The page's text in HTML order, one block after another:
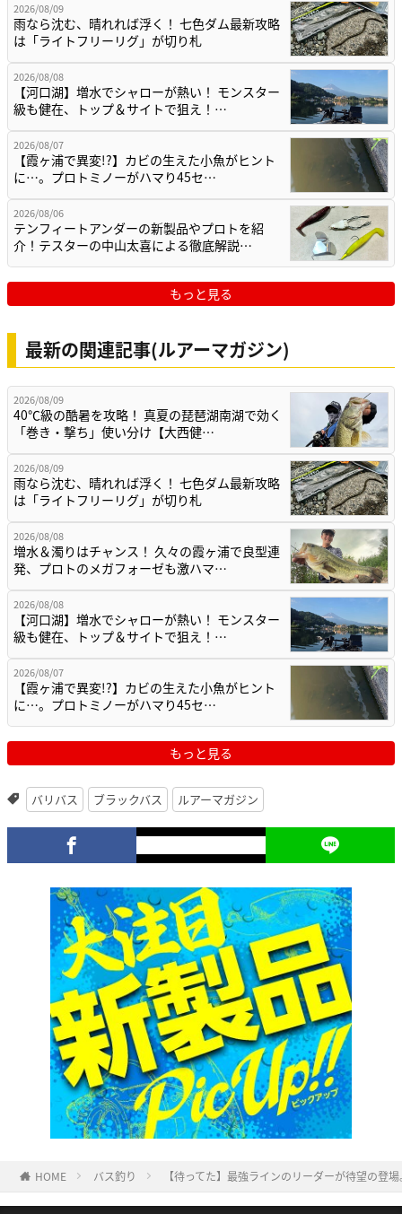
2026/08/09
雨なら沈む、晴れれば浮く！ 七色ダム最新攻略
は「ライトフリーリグ」が切り札
2026/08/08
【河口湖】増水でシャローが熱い！ モンスター
級も健在、トップ＆サイトで狙え！…
2026/08/07
【霞ヶ浦で異変!?】カビの生えた小魚がヒント
に…。プロトミノーがハマり45セ…
2026/08/06
テンフィートアンダーの新製品やプロトを紹
介！テスターの中山太喜による徹底解説…
もっと見る
最新の関連記事(ルアーマガジン)
2026/08/09
40℃級の酷暑を攻略！ 真夏の琵琶湖南湖で効く
「巻き・撃ち」使い分け【大西健…
2026/08/09
雨なら沈む、晴れれば浮く！ 七色ダム最新攻略
は「ライトフリーリグ」が切り札
2026/08/08
増水＆濁りはチャンス！ 久々の霞ヶ浦で良型連
発、プロトのメガフォーゼも激ハマ…
2026/08/08
【河口湖】増水でシャローが熱い！ モンスター
級も健在、トップ＆サイトで狙え！…
2026/08/07
【霞ヶ浦で異変!?】カビの生えた小魚がヒント
に…。プロトミノーがハマり45セ…
もっと見る
バリバス ブラックバス ルアーマガジン
HOME バス釣り 【待ってた】最強ラインのリーダーが待望の登